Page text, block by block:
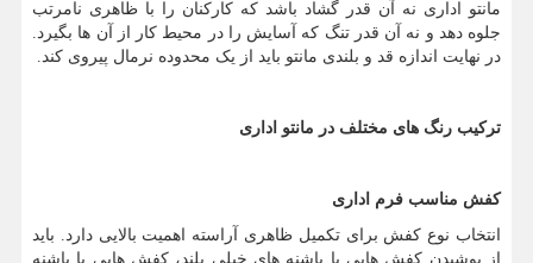
مانتو اداری نه آن قدر گشاد باشد که کارکنان را با ظاهری نامرتب
جلوه دهد و نه آن قدر تنگ که آسایش را در محیط کار از آن ها بگیرد.
در نهایت اندازه قد و بلندی مانتو باید از یک محدوده نرمال پیروی کند.
ترکیب رنگ های مختلف در مانتو اداری
کفش مناسب فرم اداری
انتخاب نوع کفش برای تکمیل ظاهری آراسته اهمیت بالایی دارد. باید
از پوشیدن کفش هایی با پاشنه های خیلی بلند، کفش هایی با پاشنه